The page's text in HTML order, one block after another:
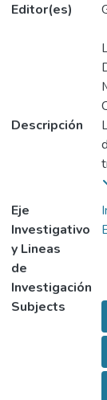
Editor(es)
Descripción
Eje
Investigativo
y Lineas
de
Investigación
Subjects